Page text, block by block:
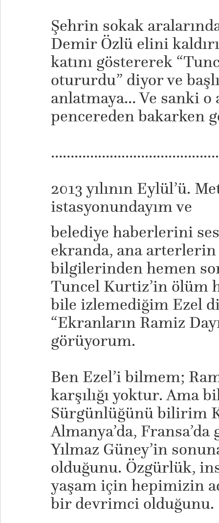
Şehrin sokak
Demir Özlü elini
katını göstererek
otururdu” diyor ve
anlatmaya… Ve sanki
pencereden bakarken
2013 yılının Eylül’ü.
istasyonundayım ve
belediye haberlerini
ekranda, ana
bilgilerinden hemen
Tuncel Kurtiz’in ölüm
bile izlemediğim Ezel
“Ekranların Ramiz
görüyorum.
Ben Ezel’i bilmem;
karşılığı yoktur. Ama
Sürgünlüğünü bilirim
Almanya’da, Fransa’da
Yılmaz Güney’in
olduğunu. Özgürlük,
yaşam için hepimizin
bir devrimci olduğunu.